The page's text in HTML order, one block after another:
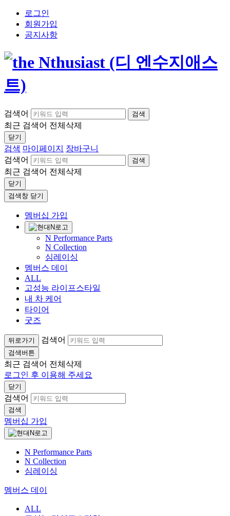
로그인
회원가입
공지사항
검색어 검색
최근 검색어 전체삭제
닫기
검색 마이페이지
장바구니
검색어
검색
최근 검색어 전체삭제
닫기
검색창 닫기
멤버십 가입
N Performance Parts
N Collection
심레이싱
멤버스 데이
ALL
고성능 라이프스타일
내 차 케어
타이어
굿즈
뒤로가기 검색어
검색버튼
최근 검색어 전체삭제
로그인 후 이용해 주세요
닫기
검색어
검색
멤버십 가입
N Performance Parts
N Collection
심레이싱
멤버스 데이
ALL